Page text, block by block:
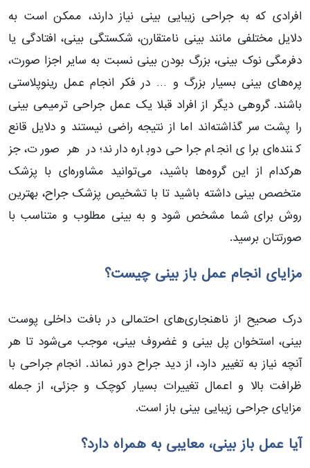
افرادی که به جراحی زیبایی بینی نیاز دارند، ممکن است به
دلایل مختلفی مانند بینی نامتقارن، شکستگی بینی، افتادگی یا
دفرمگی نوک بینی، بزرگ بودن بینی نسبت به سایر اجزا صورت،
پره‌های بینی بسیار بزرگ و … در فکر انجام عمل رینوپلاستی
باشند. گروهی دیگر از افراد قبلا یک عمل جراحی ترمیمی بینی
را پشت سر گذاشته‌اند اما از نتیجه راضی نیستند و دلایل قانع
کننده‌ای برای انجام جراحی دوباره دارند؛ در هر صورت، جز
هرکدام از این گروه‌ها باشید، می‌توانید مشاوره‌ای با پزشک
متخصص بینی داشته باشید تا با تشخیص پزشک جراح، بهترین
روش برای شما مشخص شود و به بینی مطلوب و متناسب با
صورتتان برسید.
مزایای انجام عمل باز بینی چیست؟
درک صحیح از ناهنجاری‌های احتمالی در بافت داخلی پوست
بینی، استخوان پل بینی و غضروف بینی، موجب می‌شود تا هر
آنچه نیاز به تغییر دارد، از دید جراح دور نماند. انجام جراحی با
ظرافت بالا و اعمال تغییرات بسیار کوچک و جزئی، از جمله
مزایای جراحی زیبایی بینی باز است.
آیا عمل باز بینی، معایبی به همراه دارد؟